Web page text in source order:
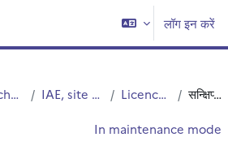
लॉग इन करें
IAE Lille - University School of Management IAE, site Vieux Lille Licence 3 & Pro सन्क्षिप्त विवरण
In maintenance mode